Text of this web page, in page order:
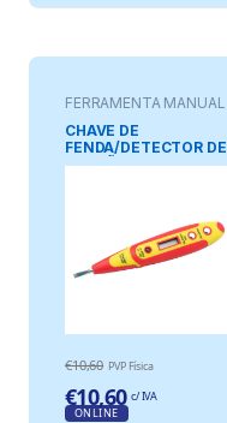
FERRAMENTA MANUAL
CHAVE DE
FENDA/DETECTOR DE
TENSÃO E
€10,60 PVP Física
€10,60 c/ IVA
ONLINE